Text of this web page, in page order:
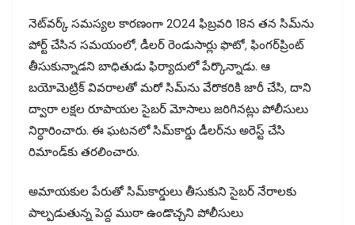
నెట్‌వర్క్‌ సమస్యల కారణంగా 2024 ఫిబ్రవరి 18న తన సిమ్‌ను
పోర్ట్‌ చేసిన సమయంలో, డీలర్‌ రెండుసార్లు ఫొటో, ఫింగర్‌ప్రింట్‌
తీసుకున్నాడని బాధితుడు ఫిర్యాదులో పేర్కొన్నాడు. ఆ
బయోమెట్రిక్‌ వివరాలతో మరో సిమ్‌ను వేరొకరికి జారీ చేసి, దాని
ద్వారా లక్షల రూపాయల సైబర్‌ మోసాలు జరిగినట్లు పోలీసులు
నిర్ధారించారు. ఈ ఘటనలో సిమ్‌కార్డు డీలర్‌ను అరెస్ట్ చేసి
రిమాండ్‌కు తరలించారు.
అమాయకుల పేరుతో సిమ్‌కార్డులు తీసుకుని సైబర్‌ నేరాలకు
పాల్పడుతున్న పెద్ద ముఠా ఉండొచ్చని పోలీసులు